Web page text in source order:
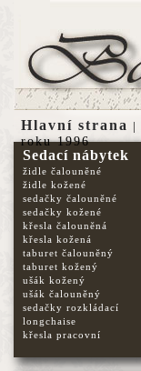
Sedací nábytek
židle čalouněné
židle kožené
sedačky čalouněné
sedačky kožené
křesla čalouněná
křesla kožená
taburet čalouněný
taburet kožený
ušák kožený
ušák čalouněný
sedačky rozkládací
longchaise
křesla pracovní
Hlavní strana |
roku 1996